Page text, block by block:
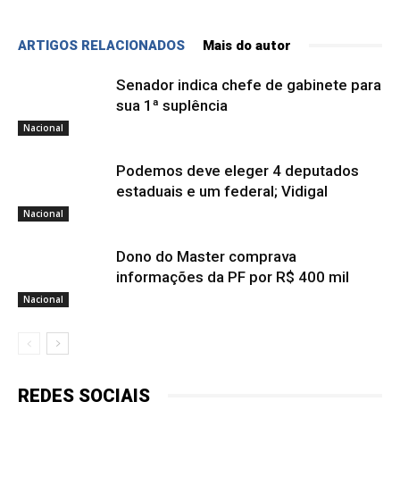
ARTIGOS RELACIONADOS Mais do autor
Nacional
Senador indica chefe de gabinete para
sua 1ª suplência
Nacional
Podemos deve eleger 4 deputados
estaduais e um federal; Vidigal
Nacional
Dono do Master comprava
informações da PF por R$ 400 mil
REDES SOCIAIS